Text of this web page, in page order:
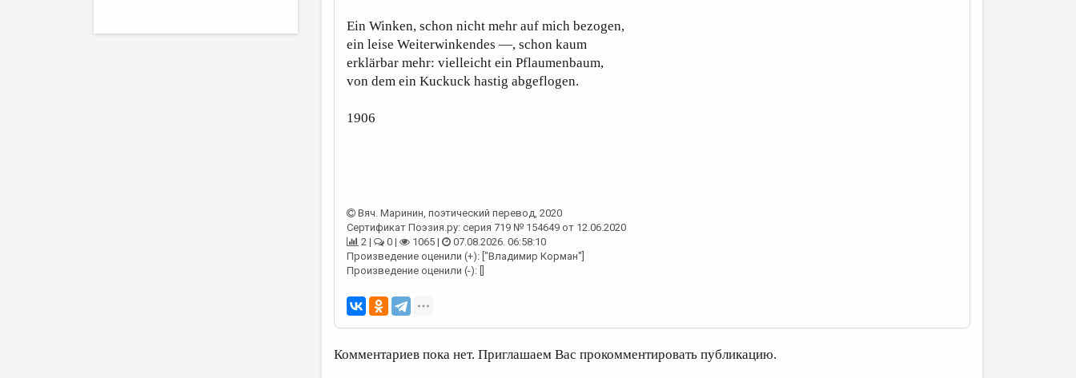
Ein Winken, schon nicht mehr auf mich bezogen,
ein leise Weiterwinkendes —, schon kaum
erklärbar mehr: vielleicht ein Pflaumenbaum,
von dem ein Kuckuck hastig abgeflogen.
1906
Вяч. Маринин, поэтический перевод, 2020
Сертификат Поэзия.ру: серия 719 № 154649 от 12.06.2020
2 |
0 | 1065 |
07.08.2026. 06:58:10
Произведение оценили (+): ["Владимир Корман"]
Произведение оценили (-): []
Комментариев пока нет. Приглашаем Вас прокомментировать публикацию.